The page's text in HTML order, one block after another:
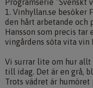
Programserie ”Svenskt
1. Vinhyllan.se besöker
den hårt arbetande och
Hansson som precis tar
vingårdens söta vita vin
Vi surrar lite om hur allt
till idag. Det är en grå,
Trots vädret är humöret